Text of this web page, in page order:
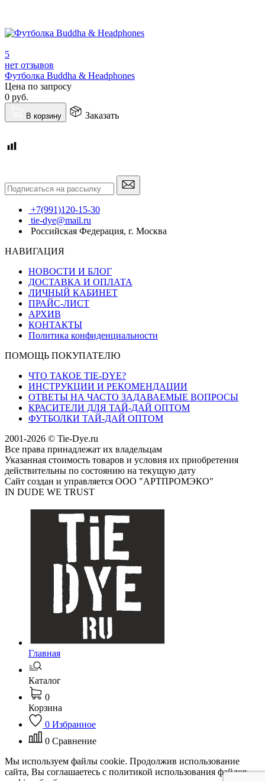
5
нет отзывов
Футболка Buddha & Headphones
Цена по запросу
0 руб.
В корзину Заказать
+7(991)120-15-30
tie-dye@mail.ru
Российская Федерация, г. Москва
НАВИГАЦИЯ
НОВОСТИ И БЛОГ
ДОСТАВКА И ОПЛАТА
ЛИЧНЫЙ КАБИНЕТ
ПРАЙС-ЛИСТ
АРХИВ
КОНТАКТЫ
Политика конфиденциальности
ПОМОЩЬ ПОКУПАТЕЛЮ
ЧТО ТАКОЕ TIE-DYE?
ИНСТРУКЦИИ И РЕКОМЕНДАЦИИ
ОТВЕТЫ НА ЧАСТО ЗАДАВАЕМЫЕ ВОПРОСЫ
КРАСИТЕЛИ ДЛЯ ТАЙ-ДАЙ ОПТОМ
ФУТБОЛКИ ТАЙ-ДАЙ ОПТОМ
2001-2026 © Tie-Dye.ru
Все права принадлежат их владельцам
Указанная стоимость товаров и условия их приобретения
действительны по состоянию на текущую дату
Сайт создан и управляется ООО "АРТПРОМЭКО"
IN DUDE WE TRUST
Главная
Каталог
0
Корзина
0 Избранное
0 Сравнение
Мы используем файлы cookie. Продолжив использование
сайта, Вы соглашаетесь с политикой использования файлов